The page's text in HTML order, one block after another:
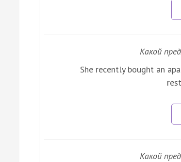
Какой
She recently bought an
Какой